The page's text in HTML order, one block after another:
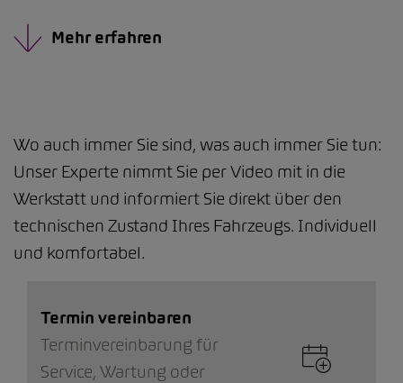
Mehr erfahren
Wo auch immer Sie sind, was auch immer Sie tun:
Unser Experte nimmt Sie per Video mit in die
Werkstatt und informiert Sie direkt über den
technischen Zustand Ihres Fahrzeugs. Individuell
und komfortabel.
Termin vereinbaren
Terminvereinbarung für
Service, Wartung oder